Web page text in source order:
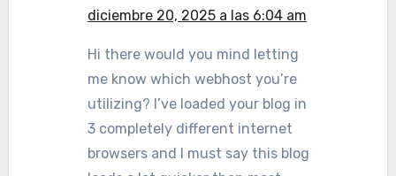
diciembre 20, 2025 a las 6:04 am
Hi there would you mind letting
me know which webhost you’re
utilizing? I’ve loaded your blog in
3 completely different internet
browsers and I must say this blog